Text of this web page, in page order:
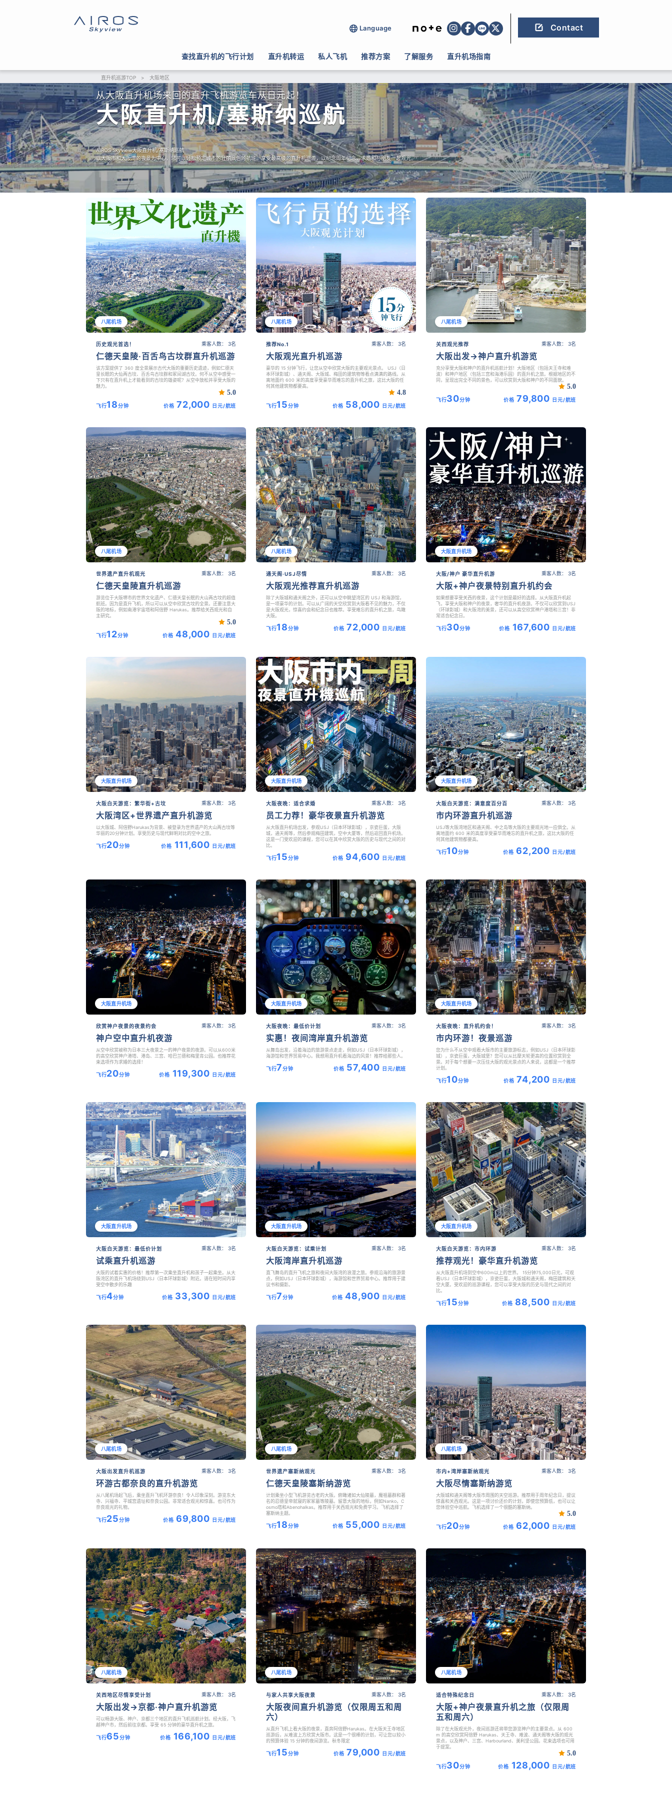
Language Contact
查找直升机的飞行计划 直升机转运 私人飞机 推荐方案 了解服务 直升机场指南
直升机巡游TOP > 大阪地区
从大阪直升机场来回的直升飞机游览车从日元起！
大阪直升机/塞斯纳巡航
AIROS Skyview大阪直升机/塞斯纳巡航
以大阪市和大阪湾的夜景为中心，您可以轻松预定城市的壮丽景色的航班。享受最高级的直升机巡游，以纪念周年纪念，求婚和与朋友一起观光。
八尾机场
乘客人数： 3名
历史观光首选！
仁德天皇陵·百舌鸟古坟群直升机巡游
该方案提供了 360 度全景展示古代大阪的重要历史遗迹，例如仁德天
皇长眠的大仙两古坟、百舌鸟古坟群和冢间湖古坟。何不从空中感受一
下只有在直升机上才能看到的古坟的雄姿呢？从空中放松并享受大阪的
魅力。
5.0
飞行18分钟 价格 72,000 日元/航班
八尾机场
乘客人数： 3名
推荐No.1
大阪观光直升机巡游
豪华的 15 分钟飞行，让您从空中欣赏大阪的主要观光景点。 USJ（日
本环球影城）、通天阁、大阪城、梅田的建筑物等看点满满的路线。从
离地面约 600 米的高度享受豪华而难忘的直升机之旅，这比大阪的任
何其他建筑物都要高。
4.8
飞行15分钟 价格 58,000 日元/航班
八尾机场
乘客人数： 3名
关西观光推荐
大阪出发→神户直升机游览
充分享受大阪和神户的直升机巡航计划！大阪地区（包括天王寺和难
波）和神户地区（包括三宫和海港乐园）的直升机之旅。根据地区的不
同，呈现出完全不同的景色，可以欣赏到大阪和神户的不同面貌。
5.0
飞行30分钟 价格 79,800 日元/航班
八尾机场
乘客人数： 3名
世界遗产直升机观光
仁德天皇陵直升机巡游
游览位于大阪堺市的世界文化遗产、仁德天皇长眠的大山两古坟的超值
航班。因为是直升飞机，所以可以从空中欣赏古坟的全景。还要注意大
阪的地标，例如南港宇宙塔和阿倍野 Harukas。推荐给关西观光和自
主研究。
5.0
飞行12分钟 价格 48,000 日元/航班
八尾机场
乘客人数： 3名
通天阁·USJ尽情
大阪观光推荐直升机巡游
除了大阪城和通天阁之外，还可以从空中眺望湾区的 USJ 和海游馆，
是一项豪华的计划。可以从广阔的天空欣赏到大阪看不见的魅力，不仅
是大阪观光，惊喜约会和纪念日也推荐。享受难忘的直升机之旅，鸟瞰
大阪。
飞行18分钟 价格 72,000 日元/航班
大阪直升机场
乘客人数： 3名
大阪/神户 豪华直升机游
大阪+神户夜景特别直升机约会
如果想要享受关西的夜景，这个计划是最好的选择。从大阪直升机起
飞，享受大阪和神户的夜景，奢华的直升机夜游。不仅可以欣赏到USJ
（环球影城）和大阪湾的美景，还可以从高空欣赏神户港塔和三宫！非
常适合纪念日。
飞行30分钟 价格 167,600 日元/航班
大阪直升机场
乘客人数： 3名
大阪白天游览：繁华街+古坟
大阪湾区+世界遗产直升机游览
以大阪城、阿倍野Harukas为背景、被登录为世界遗产的大山两古坟等
华丽的20分钟计划。享受历史与现代鲜明对比的空中之旅。
飞行20分钟 价格 111,600 日元/航班
大阪直升机场
乘客人数： 3名
大阪夜晚：适合求婚
员工力荐！豪华夜景直升机游览
从大阪直升机场出发，参观USJ（日本环球影城），京瓷巨蛋，大阪
城，通天阁等，然后参观梅田建筑，空中大厦等，然后返回直升机场。
这是一门受欢迎的课程，您可以在其中欣赏大阪的历史与现代之间的对
比。
飞行15分钟 价格 94,600 日元/航班
大阪直升机场
乘客人数： 3名
大阪白天游览：满意度百分百
市内环游直升机巡游
USJ等大阪湾地区和通天阁、中之岛等大阪的主要观光地一应俱全。从
离地面约 600 米的高度享受豪华而难忘的直升机之旅，这比大阪的任
何其他建筑物都要高。
飞行10分钟 价格 62,200 日元/航班
大阪直升机场
乘客人数： 3名
欣赏神户夜景的夜景约会
神户空中直升机夜游
从空中欣赏被称为日本三大夜景之一的神户夜景的夜游。可以从600米
的高空欣赏神户港塔、港岛、三宫、哈巴兰德和梅里肯公园。也推荐花
束选项作为求婚的选择！
飞行20分钟 价格 119,300 日元/航班
大阪直升机场
乘客人数： 3名
大阪夜晚：最低价计划
实惠！夜间湾岸直升机游览
从舞岛出发，沿着海边的旅游景点走走，例如USJ（日本环球影城），
海游馆和世界贸易中心。我想用直升机看海边的风景！推荐给那些人。
飞行7分钟 价格 57,400 日元/航班
大阪直升机场
乘客人数： 3名
大阪夜晚：直升机约会！
市内环游！夜景巡游
您为什么不从空中观看大阪市的主要旅游标志，例如USJ（日本环球影
城），京瓷巨蛋，大阪城堡？您可以从比摩天轮更高的位置欣赏到全
景。对于每个想要一次压住大阪的观光景点的人来说，这都是一个推荐
计划。
飞行10分钟 价格 74,200 日元/航班
大阪直升机场
乘客人数： 3名
大阪白天游览：最低价计划
试乘直升机巡游
大阪的试着实惠的价格！推荐第一次乘坐直升机和孩子一起乘坐。从大
阪湾区的直升飞机场绕到USJ（日本环球影城）附近。请在短时间内享
受空中散步的乐趣
飞行4分钟 价格 33,300 日元/航班
大阪直升机场
乘客人数： 3名
大阪白天游览：试乘计划
大阪湾岸直升机巡游
直飞舞岛的直升飞机之旅和夜间大阪湾的浪漫之旅。参观沿海的旅游景
点，例如USJ（日本环球影城），海游馆和世界贸易中心。推荐用于建
议书和摄影。
飞行7分钟 价格 48,900 日元/航班
大阪直升机场
乘客人数： 3名
大阪白天游览：市内环游
推荐观光！豪华直升机游览
从大阪直升机场到空中600m以上的世界。 15分钟75,000日元，可观
看USJ（日本环球影城），京瓷巨蛋，大阪城和通天阁，梅田建筑和天
空大厦。受欢迎的巡游课程，您可以享受大阪的历史与现代之间的对
比。
飞行15分钟 价格 88,500 日元/航班
八尾机场
乘客人数： 3名
大阪出发直升机巡游
环游古都奈良的直升机游览
从八尾机场起飞后，乘坐直升飞机环游奈良！令人印象深刻。游览东大
寺、兴福寺、平城宫遗址和奈良公园。非常适合观光和惊喜。也可作为
奈良观光的礼物。
飞行25分钟 价格 69,800 日元/航班
八尾机场
乘客人数： 3名
世界遗产塞斯纳观光
仁德天皇陵塞斯纳游览
计划乘坐小型飞机游览古老的大阪。俯瞰诸如大仙陵墓，魔祖墓群和著
名的忍德皇帝就寝的冢冢墓等陵墓。留意大阪的地标，例如Nanko，C
osmo塔和Abenohalkas。推荐用于关西观光和免费学习。飞机选择了
塞斯纳主题。
飞行18分钟 价格 55,000 日元/航班
八尾机场
乘客人数： 3名
市内+湾岸塞斯纳观光
大阪尽情塞斯纳游览
大阪城和通天阁等大阪市周围的天空巡游。推荐用于周年纪念日，提议
惊喜和关西观光。这是一项讨价还价的计划，即使您预算低，也可以让
您体验空中巡航。飞机选择了一个很酷的塞斯纳。
5.0
飞行20分钟 价格 62,000 日元/航班
八尾机场
乘客人数： 3名
关西地区尽情享受计划
大阪出发→京都·神户直升机游览
可以畅游大阪、神户、京都三个地区的直升飞机巡航计划。经大阪，飞
越神户市，然后前往京都。享受 65 分钟的豪华直升机之旅。
飞行65分钟 价格 166,100 日元/航班
八尾机场
乘客人数： 3名
与家人共享大阪夜景
大阪夜间直升机游览（仅限周五和周
六）
从直升飞机上看大阪的夜景，直奔阿倍野Harukas。在大阪天王寺地区
巡游后，从难波上方欣赏大阪市。这是一个很棒的计划，可让您以较小
的预算体验 15 分钟的夜间游览。秋冬限定
飞行15分钟 价格 79,000 日元/航班
八尾机场
乘客人数： 3名
适合特殊纪念日
大阪+神户夜景直升机之旅（仅限周
五和周六）
除了在大阪观光外，夜间巡游还将带您游览神户的主要景点。从 600
m 的高空欣赏阿倍野 Harukas、天王寺、难波、通天阁等大阪的观光
景点，以及神户、三宫、Harbourland、美利坚公园。花束选项也可用
于提案。
5.0
飞行30分钟 价格 128,000 日元/航班